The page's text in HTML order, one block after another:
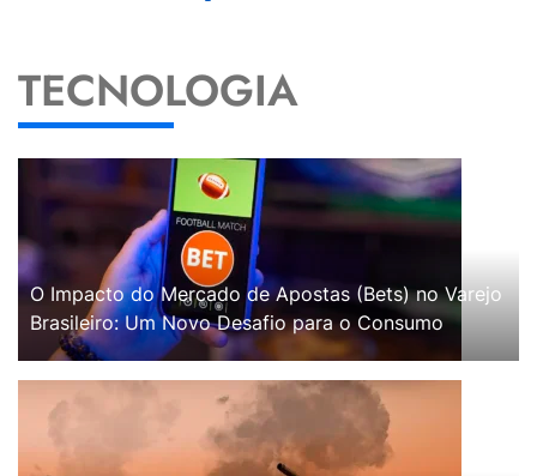
TECNOLOGIA
O Impacto do Mercado de Apostas (Bets) no Varejo
Brasileiro: Um Novo Desafio para o Consumo